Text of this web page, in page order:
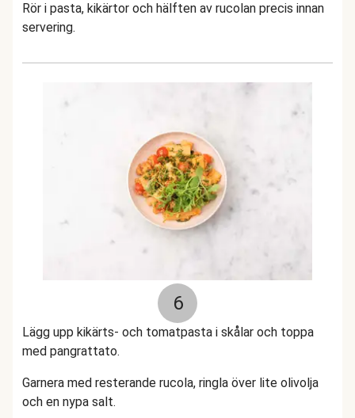
Rör i pasta, kikärtor och hälften av rucolan precis innan
servering.
6
Lägg upp kikärts- och tomatpasta i skålar och toppa
med pangrattato.
Garnera med resterande rucola, ringla över lite olivolja
och en nypa salt.